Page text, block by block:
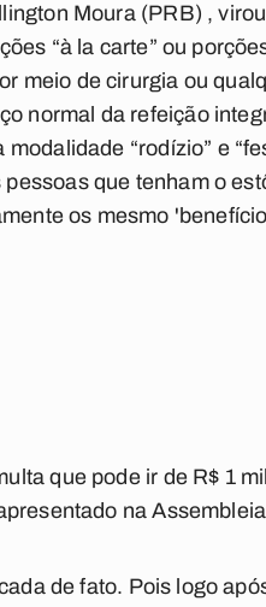
Moura (PRB) ,
“à la carte” ou
meio de cirurgia ou
normal da refeição
“rodízio” e
que tenham o
os mesmo
que pode ir de R$ 1
na
de fato. Pois logo